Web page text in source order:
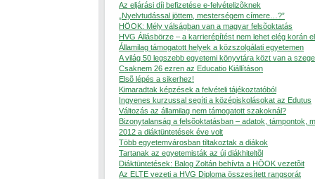
Az eljárási díj befizetése e-felvételizõknek
„Nyelvtudással jöttem, mesterségem címere…?”
HÖOK: Mély válságban van a magyar felsõoktatás
HVG Állásbörze – a karrierépítést nem lehet elég korán
Államilag támogatott helyek a közszolgálati egyetemen
A világ 50 legszebb egyetemi könyvtára közt van a
Csaknem 26 ezren az Educatio Kiállításon
Elsõ lépés a sikerhez!
Kimaradtak képzések a felvételi tájékoztatóból
Ingyenes kurzussal segíti a középiskolásokat az Edutus
Változás az államilag nem támogatott szakoknál?
Bizonytalanság a felsõoktatásban – adatok, támpontok,
2012 a diáktüntetések éve volt
Több egyetemvárosban tiltakoztak a diákok
Tartanak az egyetemisták az új diákhiteltõl
Diáktüntetések: Balog Zoltán behívta a HÖOK vezetõit
Az ELTE vezeti a HVG Diploma összesített rangsorát